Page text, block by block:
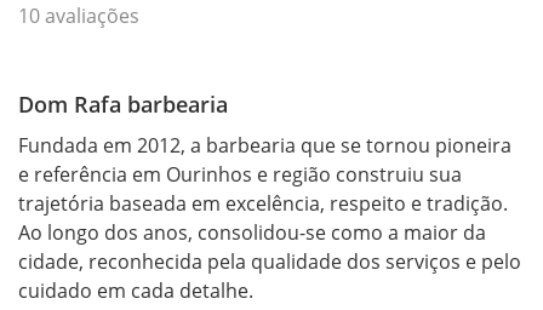
10 avaliações
Dom Rafa barbearia
Fundada em 2012, a barbearia que se tornou pioneira
e referência em Ourinhos e região construiu sua
trajetória baseada em excelência, respeito e tradição.
Ao longo dos anos, consolidou-se como a maior da
cidade, reconhecida pela qualidade dos serviços e pelo
cuidado em cada detalhe.